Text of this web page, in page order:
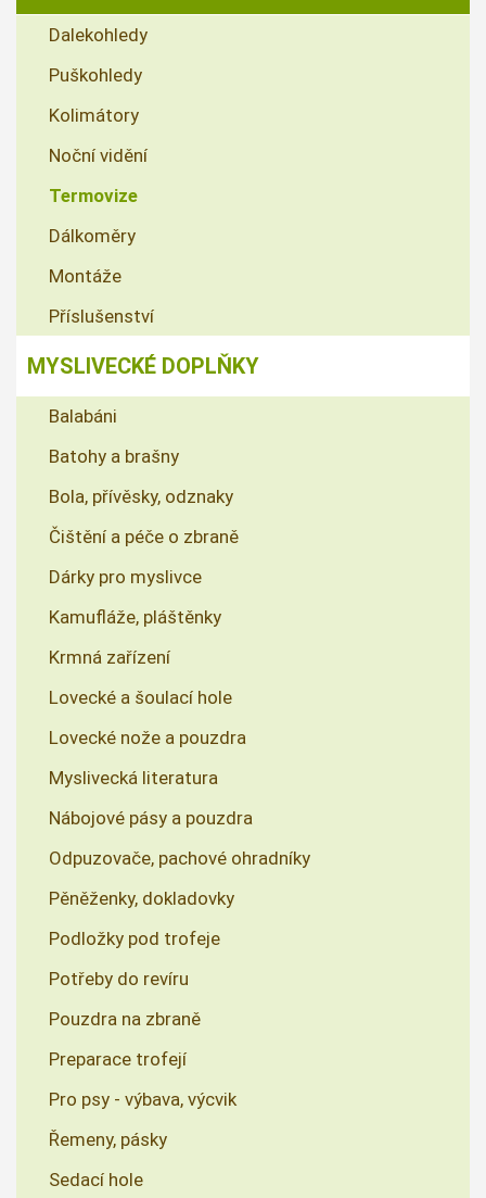
Dalekohledy
Puškohledy
Kolimátory
Noční vidění
Termovize
Dálkoměry
Montáže
Příslušenství
MYSLIVECKÉ DOPLŇKY
Balabáni
Batohy a brašny
Bola, přívěsky, odznaky
Čištění a péče o zbraně
Dárky pro myslivce
Kamufláže, pláštěnky
Krmná zařízení
Lovecké a šoulací hole
Lovecké nože a pouzdra
Myslivecká literatura
Nábojové pásy a pouzdra
Odpuzovače, pachové ohradníky
Pěněženky, dokladovky
Podložky pod trofeje
Potřeby do revíru
Pouzdra na zbraně
Preparace trofejí
Pro psy - výbava, výcvik
Řemeny, pásky
Sedací hole